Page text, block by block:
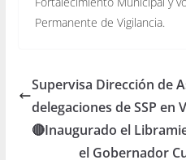
Permanente de Vigilancia.
Supervisa Dirección de
delegaciones de SSP en
🔴Inaugurado el
el Gobernador